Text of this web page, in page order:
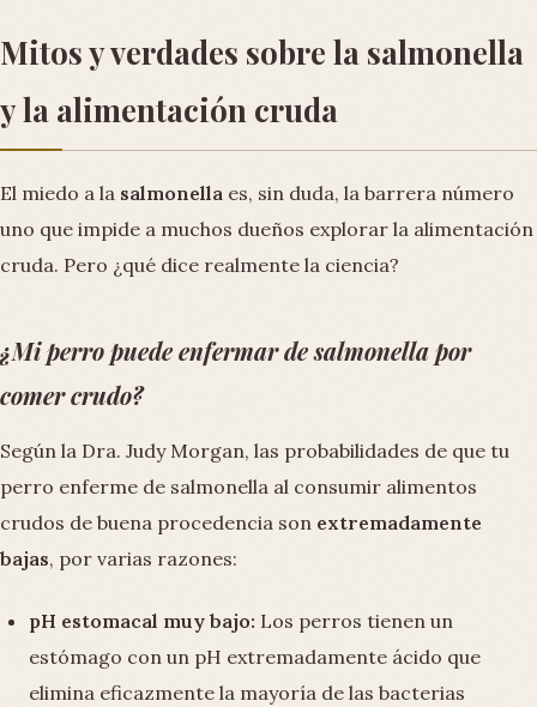
Mitos y verdades sobre la salmonella
y la alimentación cruda
El miedo a la salmonella es, sin duda, la barrera número
uno que impide a muchos dueños explorar la alimentación
cruda. Pero ¿qué dice realmente la ciencia?
¿Mi perro puede enfermar de salmonella por
comer crudo?
Según la Dra. Judy Morgan, las probabilidades de que tu
perro enferme de salmonella al consumir alimentos
crudos de buena procedencia son extremadamente
bajas, por varias razones:
pH estomacal muy bajo: Los perros tienen un
estómago con un pH extremadamente ácido que
elimina eficazmente la mayoría de las bacterias